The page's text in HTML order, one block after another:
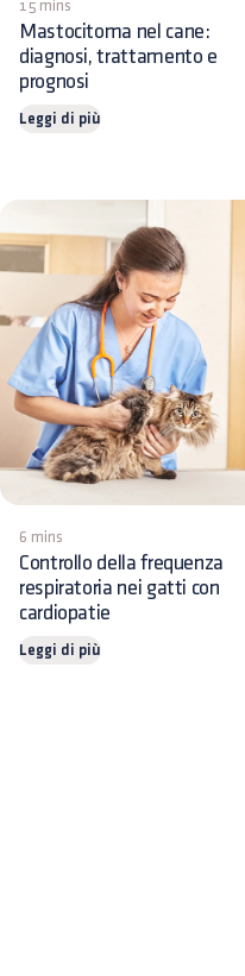
15 mins
Mastocitoma nel cane:
diagnosi, trattamento e
prognosi
Leggi di più
6 mins
Controllo della frequenza
respiratoria nei gatti con
cardiopatie
Leggi di più